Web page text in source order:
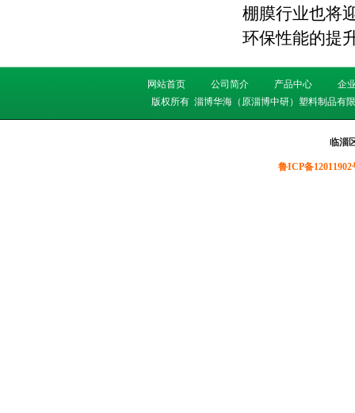
棚膜行业也将
环保性能的提
网站首页 公司简介 产品中心
企
版权所有 淄博华海（原淄博中研）塑料制品有
临淄
鲁ICP备